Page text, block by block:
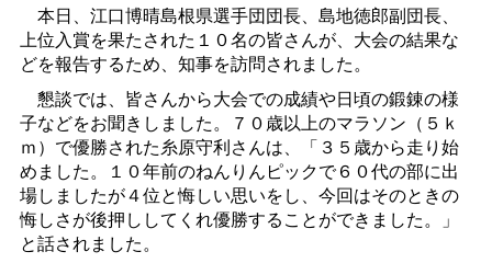
本日、江口博晴島根県選手団団長、島地徳郎副団長、
上位入賞を果たされた１０名の皆さんが、大会の結果な
どを報告するため、知事を訪問されました。
懇談では、皆さんから大会での成績や日頃の鍛錬の様
子などをお聞きしました。７０歳以上のマラソン（５ｋ
ｍ）で優勝された糸原守利さんは、「３５歳から走り始
めました。１０年前のねんりんピックで６０代の部に出
場しましたが４位と悔しい思いをし、今回はそのときの
悔しさが後押ししてくれ優勝することができました。」
と話されました。